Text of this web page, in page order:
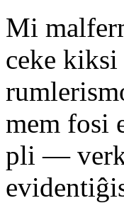
Mi
ceke
mem fosi
pli —